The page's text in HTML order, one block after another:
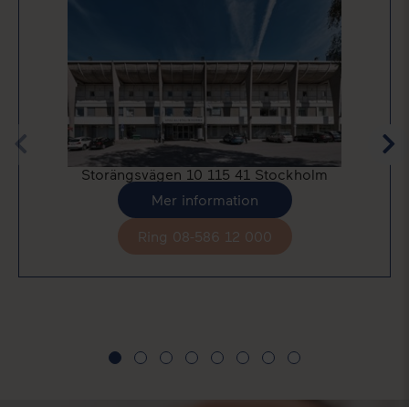
Storängsvägen 10 115 41 Stockholm
Mer information
Ring 08-586 12 000